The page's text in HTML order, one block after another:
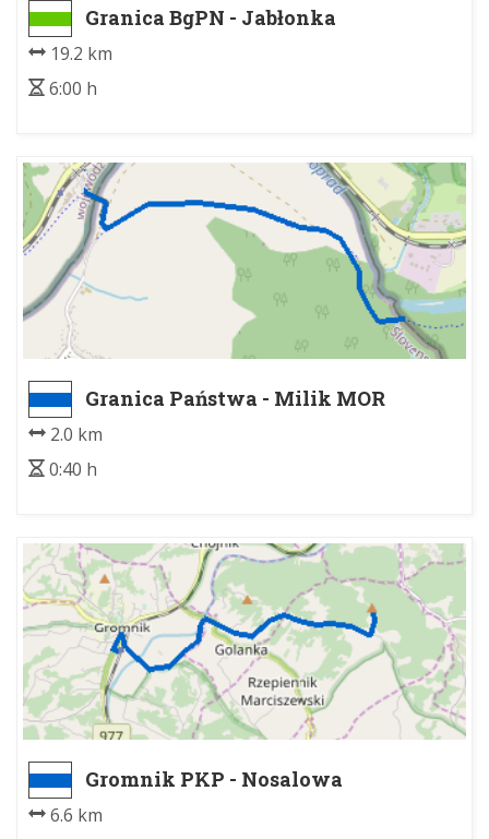
Granica BgPN - Jabłonka
19.2 km
6:00 h
Granica Państwa - Milik MOR
2.0 km
0:40 h
Gromnik PKP - Nosalowa
6.6 km